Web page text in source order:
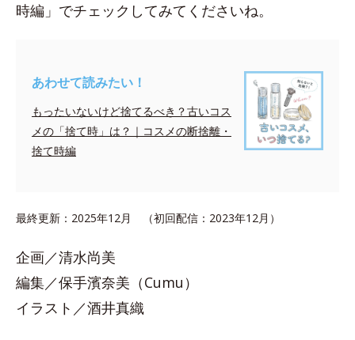
時編」でチェックしてみてくださいね。
あわせて読みたい！
もったいないけど捨てるべき？古いコス
メの「捨て時」は？｜コスメの断捨離・
捨て時編
最終更新：2025年12月 （初回配信：2023年12月）
企画／清水尚美
編集／保手濱奈美（Cumu）
イラスト／酒井真織